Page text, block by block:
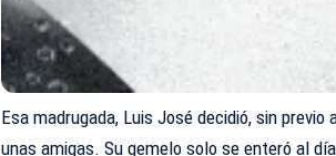
Esa madrugada, Luis José decidió, sin previo
unas amigas. Su gemelo solo se enteró al